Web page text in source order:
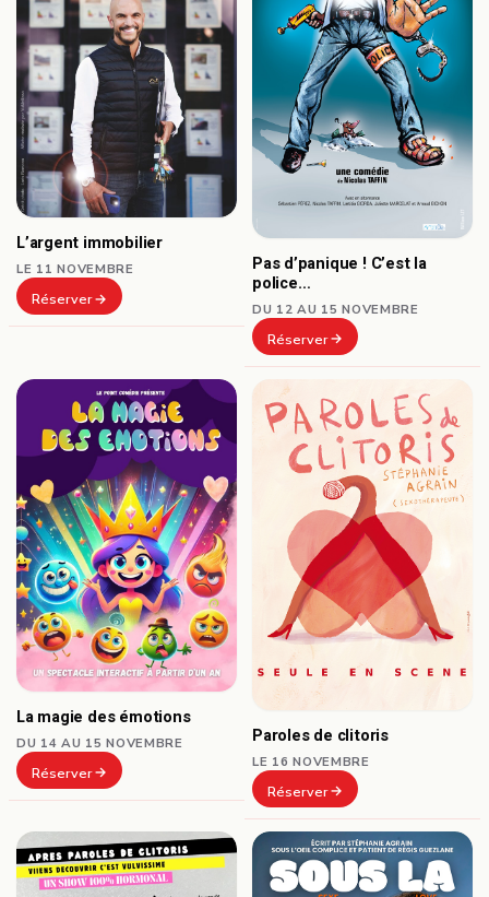
L’argent immobilier
LE 11 NOVEMBRE
Réserver
Pas d’panique ! C’est la
police…
DU 12 AU 15 NOVEMBRE
Réserver
La magie des émotions
DU 14 AU 15 NOVEMBRE
Réserver
Paroles de clitoris
LE 16 NOVEMBRE
Réserver